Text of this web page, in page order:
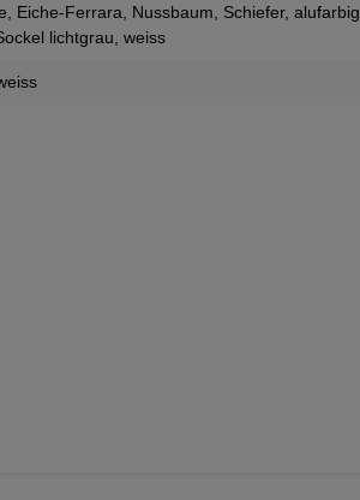
, Eiche-Ferrara, Nussbaum, Schiefer, alufarbig
lichtgrau, weiss